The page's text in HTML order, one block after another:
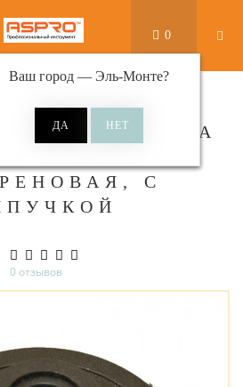
Ваш город — Эль-Монте?
0
ПОДЛОЖКА
С
0 отзывов